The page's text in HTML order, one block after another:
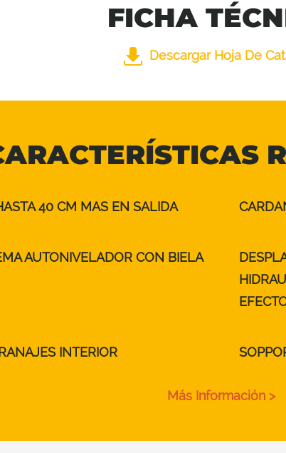
FICHA
Descargar Hoja De
40 CM MAS EN SALIDA
AUTONIVELADOR CON BIELA
INTERIOR
Más Información >